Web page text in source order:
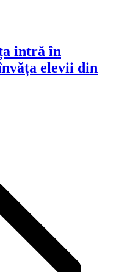
intră în
elevii din